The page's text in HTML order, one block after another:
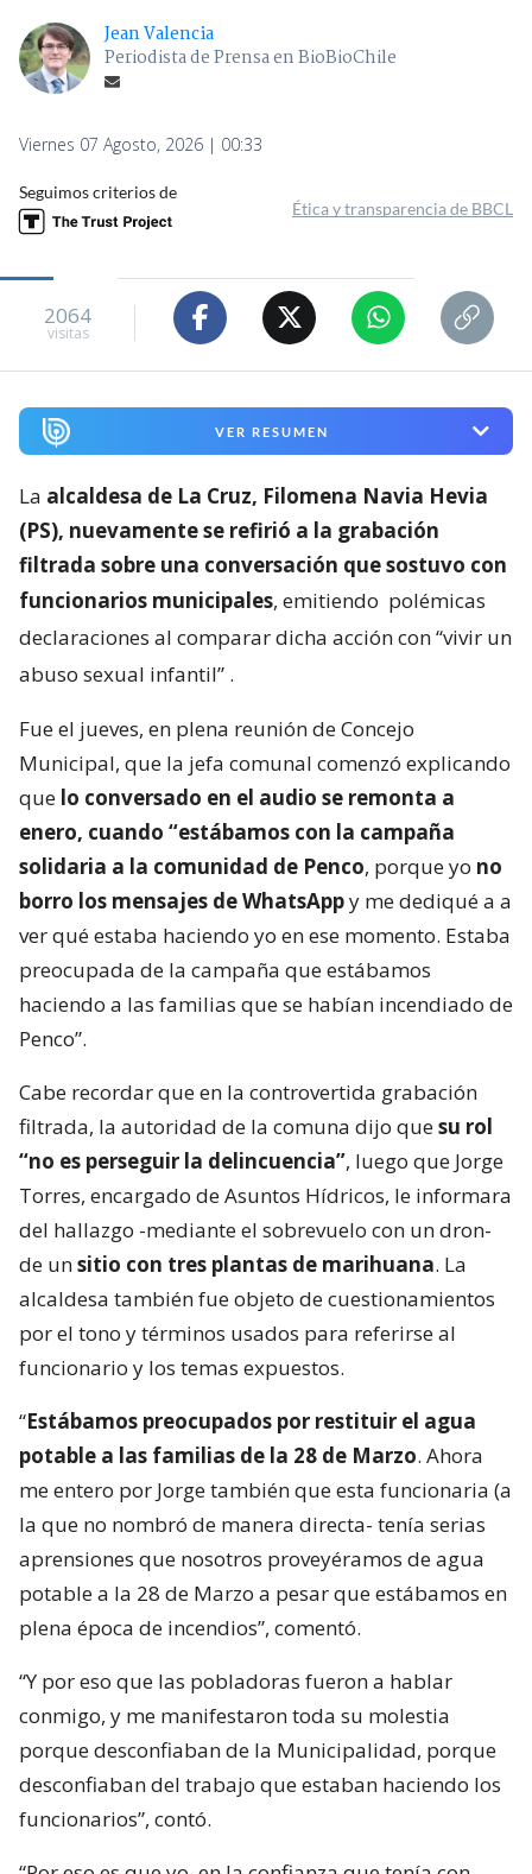
Jean Valencia
Periodista de Prensa en BioBioChile
Viernes 07 Agosto, 2026 | 00:33
Seguimos criterios de
Ética y transparencia de BBCL
2064
visitas
VER RESUMEN
La alcaldesa de La Cruz, Filomena Navia Hevia
(PS), nuevamente se refirió a la grabación
filtrada sobre una conversación que sostuvo con
funcionarios municipales, emitiendo polémicas
declaraciones al comparar dicha acción con “vivir un
abuso sexual infantil” .
Fue el jueves, en plena reunión de Concejo
Municipal, que la jefa comunal comenzó explicando
que lo conversado en el audio se remonta a
enero, cuando “estábamos con la campaña
solidaria a la comunidad de Penco, porque yo no
borro los mensajes de WhatsAppy me dediqué a a
ver qué estaba haciendo yo en ese momento. Estaba
preocupada de la campaña que estábamos
haciendo a las familias que se habían incendiado de
Penco”.
Cabe recordar que en la controvertida grabación
filtrada, la autoridad de la comuna dijo quesu rol
“no es perseguir la delincuencia”, luego que Jorge
Torres, encargado de Asuntos Hídricos, le informara
del hallazgo -mediante el sobrevuelo con un dron-
de unsitio con tres plantas de marihuana. La
alcaldesa también fue objeto de cuestionamientos
por el tono y términos usados para referirse al
funcionario y los temas expuestos.
“Estábamos preocupados por restituir el agua
potable a las familias de la 28 de Marzo. Ahora
me entero por Jorge también que esta funcionaria (a
la que no nombró de manera directa- tenía serias
aprensiones que nosotros proveyéramos de agua
potable a la 28 de Marzo a pesar que estábamos en
plena época de incendios”, comentó.
“Y por eso que las pobladoras fueron a hablar
conmigo, y me manifestaron toda su molestia
porque desconfiaban de la Municipalidad, porque
desconfiaban del trabajo que estaban haciendo los
funcionarios”, contó.